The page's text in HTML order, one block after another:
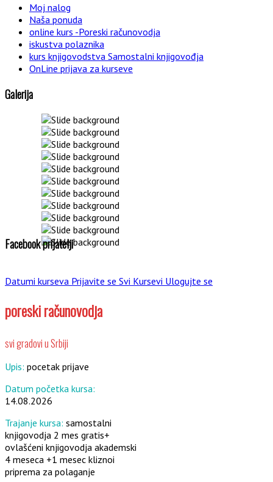
Moj nalog
Naša ponuda
online kurs -Poreski računovodja
iskustva polaznika
kurs knjigovodstva Samostalni knjigovođja
OnLine prijava za kurseve
Galerija
Facebook prijatelji
Datumi kurseva Prijavite se Svi Kursevi Ulogujte se
poreski računovodja
svi gradovi u Srbiji
Upis: pocetak prijave
Datum početka kursa:
14.08.2026
Trajanje kursa: samostalni
knjigovodja 2 mes gratis+
ovlašćeni knjigovodja akademski
4 meseca +1 mesec kliznoi
priprema za polaganje